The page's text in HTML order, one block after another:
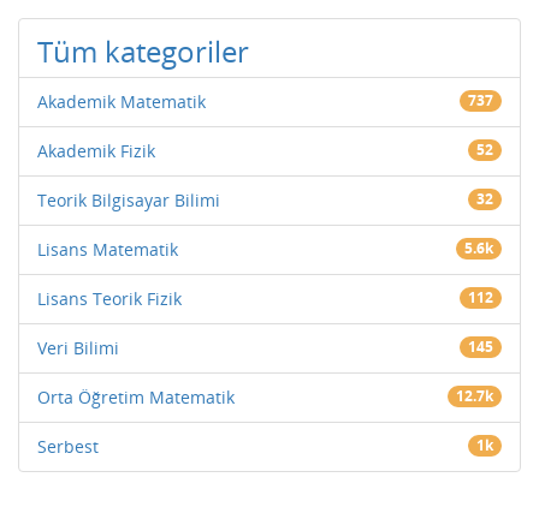
Tüm kategoriler
Akademik Matematik 737
Akademik Fizik 52
Teorik Bilgisayar Bilimi 32
Lisans Matematik 5.6k
Lisans Teorik Fizik 112
Veri Bilimi 145
Orta Öğretim Matematik 12.7k
Serbest 1k